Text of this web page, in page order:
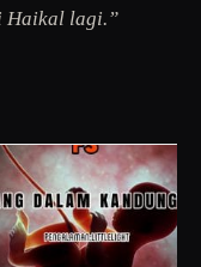
Haikal lagi.”